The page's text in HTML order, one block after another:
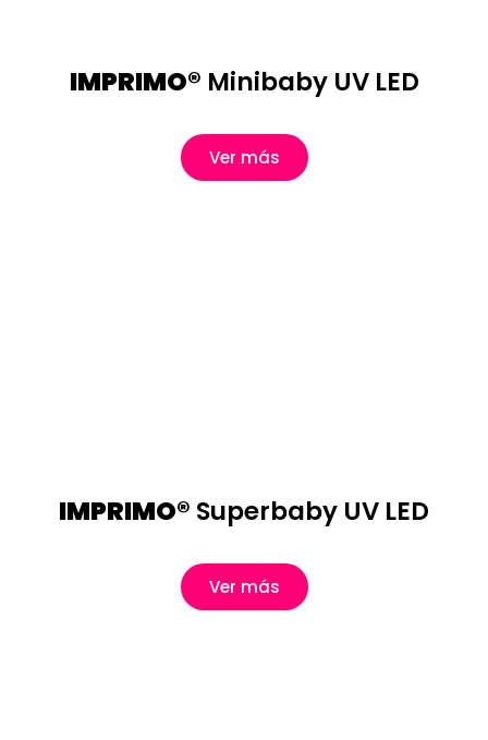
IMPRIMO® Minibaby UV LED
Ver más
IMPRIMO® Superbaby UV LED
Ver más